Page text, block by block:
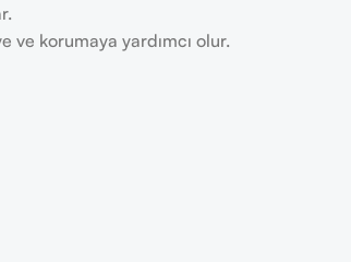
ve korumaya yardımcı olur.